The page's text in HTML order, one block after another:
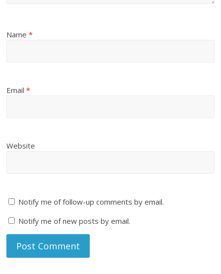
Name*
Email*
Website
Notify me of follow-up comments by email.
Notify me of new posts by email.